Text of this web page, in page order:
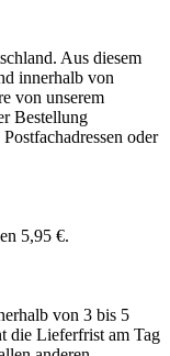
Aus diesem
innerhalb von
von unserem
Bestellung
oder
5,95 €.
von 3 bis 5
die Lieferfrist am Tag